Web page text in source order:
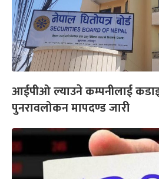
आईपीओ ल्याउने कम्पनीलाई
पुनरावलोकन मापदण्ड जारी